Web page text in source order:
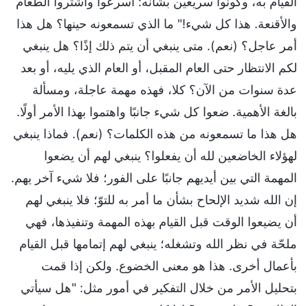
والأقنعة. هذا كل شيء!" ما الذي تسمعونه حينها؟ هل هذا
أمر عاجل؟ (نعم). متى ينبغي أن يتم ذلك إذًا؟ هل ينبغي
لكم الانتظار حتى العام المقبل، أو العام الذي يليه، أو بعد
عدة سنوات من الآن؟ كلا، فهذه مهمة عاجلة، ومسألة
بالغة الأهمية. ضعوا كل شيء جانبًا واهتموا بهذا الأمر أولًا.
هل هذا ما تسمعونه من هذه الكلمات؟ (نعم). فماذا ينبغي
لهؤلاء الخاضعين لله أن يفعلوا؟ ينبغي لهم أن يضعوا
المهمة التي بين أيديهم جانبًا على الفور؛ فلا شيء آخر يهم.
إن الله شديد الإلحاح بشأن ما أمر به للتوّ؛ فلا ينبغي لهم
أن يضيعوا الوقت قبل القيام بهذه المهمة وتنفيذها، فهي
ملحّة في نظر الله وتشغله؛ ينبغي لهم إتمامها قبل القيام
بأعمال أخرى. هذا هو معنى الخضوع. ولكن إذا قمت
بتحليل الأمر من خلال التفكير في أمور مثل: "هل سيأتي